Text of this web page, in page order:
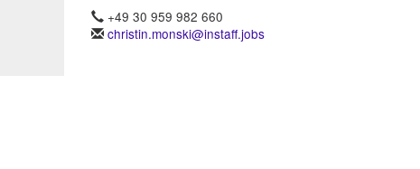
+49 30 959 982 660
christin.monski@instaff.jobs